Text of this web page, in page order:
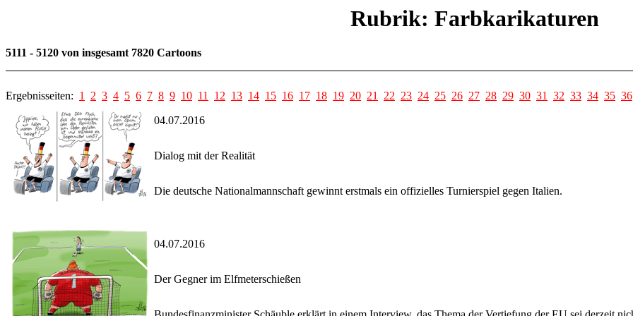
Rubrik: Farbkarikaturen
5111 - 5120 von insgesamt 7820 Cartoons
Ergebnisseiten: 1 2 3 4 5 6 7 8 9 10 11 12 13 14 15 16 17 18 19 20 21 22 23 24 25 26 27 28 29 30 31 32 33 34 35 36
04.07.2016
Dialog mit der Realität
Die deutsche Nationalmannschaft gewinnt erstmals ein offizielles Turnierspiel gegen Italien.
04.07.2016
Der Gegner im Elfmeterschießen